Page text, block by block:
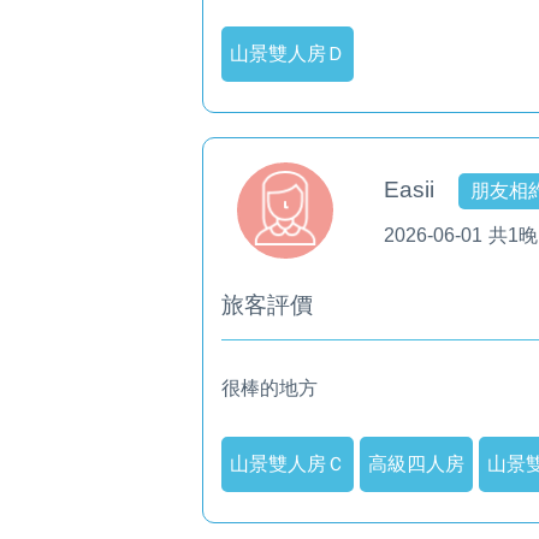
山景雙人房Ｄ
Easii 朋友相
2026-06-01 共1晚
旅客評價
很棒的地方
山景雙人房Ｃ 高級四人房 山景